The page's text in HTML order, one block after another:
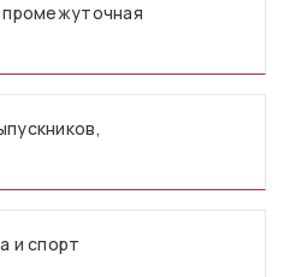
промежуточная
и спорт